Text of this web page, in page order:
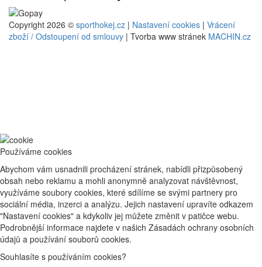
Copyright 2026 © sporthokej.cz | Nastavení cookies | Vrácení
zboží / Odstoupení od smlouvy | Tvorba www stránek MACHIN.cz
Používáme cookies
Abychom vám usnadnili procházení stránek, nabídli přizpůsobený
obsah nebo reklamu a mohli anonymně analyzovat návštěvnost,
využíváme soubory cookies, které sdílíme se svými partnery pro
sociální média, inzerci a analýzu. Jejich nastavení upravíte odkazem
"Nastavení cookies" a kdykoliv jej můžete změnit v patičce webu.
Podrobnější informace najdete v našich Zásadách ochrany osobních
údajů a používání souborů cookies.
Souhlasíte s používáním cookies?